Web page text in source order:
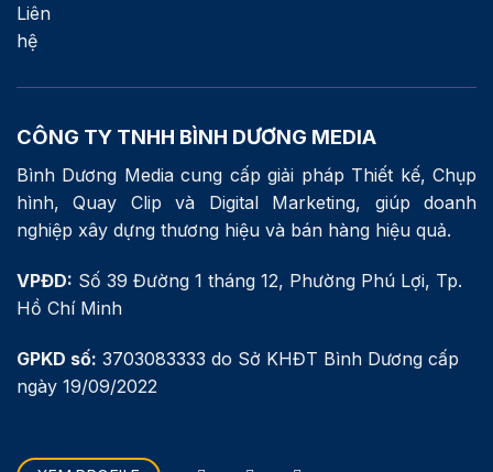
CÔNG TY TNHH BÌNH DƯƠNG MEDIA
Bình Dương Media cung cấp giải pháp Thiết kế, Chụp
hình, Quay Clip và Digital Marketing, giúp doanh
nghiệp xây dựng thương hiệu và bán hàng hiệu quả.
VPĐD: Số 39 Đường 1 tháng 12, Phường Phú Lợi, Tp.
Hồ Chí Minh
GPKD số: 3703083333 do Sở KHĐT Bình Dương cấp
ngày 19/09/2022